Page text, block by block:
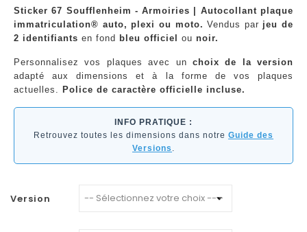
Sticker 67 Soufflenheim - Armoiries | Autocollant plaque
immatriculation® auto, plexi ou moto. Vendus par jeu de
2 identifiants en fond bleu officiel ou noir.
Personnalisez vos plaques avec un choix de la version
adapté aux dimensions et à la forme de vos plaques
actuelles. Police de caractère officielle incluse.
INFO PRATIQUE :
Retrouvez toutes les dimensions dans notre Guide des
Versions .
Version